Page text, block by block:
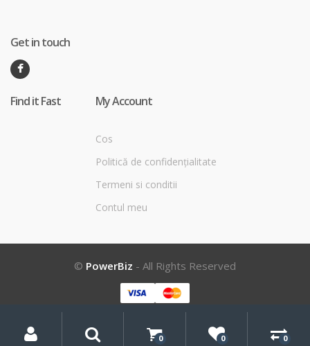
Get in touch
Find it Fast My Account
Cos
Politică de confidențialitate
Termeni si conditii
Contul meu
© PowerBiz - All Rights Reserved
Account
for:
0 0 0